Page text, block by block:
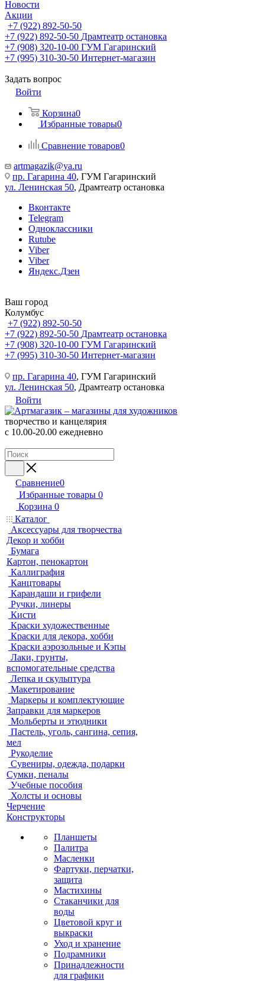
Новости
Акции
+7 (922) 892-50-50
+7 (922) 892-50-50 Драмтеатр остановка
+7 (908) 320-10-00 ГУМ Гагаринский
+7 (995) 310-30-50 Интернет-магазин
Задать вопрос
Войти
Корзина0
Избранные товары0
Сравнение товаров0
artmagazik@ya.ru
пр. Гагарина 40, ГУМ Гагаринский
ул. Ленинская 50, Драмтеатр остановка
Вконтакте
Telegram
Одноклассники
Rutube
Viber
Viber
Яндекс.Дзен
Ваш город
Колумбус
+7 (922) 892-50-50
+7 (922) 892-50-50 Драмтеатр остановка
+7 (908) 320-10-00 ГУМ Гагаринский
+7 (995) 310-30-50 Интернет-магазин
пр. Гагарина 40, ГУМ Гагаринский
ул. Ленинская 50, Драмтеатр остановка
Войти
творчество и канцелярия
с 10.00-20.00 ежедневно
Сравнение0
Избранные товары 0
Корзина 0
Каталог
Аксессуары для творчества
Декор и хобби
Бумага
Картон, пенокартон
Каллиграфия
Канцтовары
Карандаши и грифели
Ручки, линеры
Кисти
Краски художественные
Краски для декора, хобби
Краски аэрозольные и Кэпы
Лаки, грунты,
вспомогательные средства
Лепка и скульптура
Макетирование
Маркеры и комплектующие
Заправки для маркеров
Мольберты и этюдники
Пастель, уголь, сангина, сепия,
мел
Рукоделие
Сувениры, одежда, подарки
Сумки, пеналы
Учебные пособия
Холсты и основы
Черчение
Конструкторы
Планшеты
Палитра
Масленки
Фартуки, перчатки,
защита
Мастихины
Стаканчики для
воды
Цветовой круг и
выкраски
Уход и хранение
Подрамники
Принадлежности
для графики